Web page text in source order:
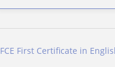
FCE First Certificate in